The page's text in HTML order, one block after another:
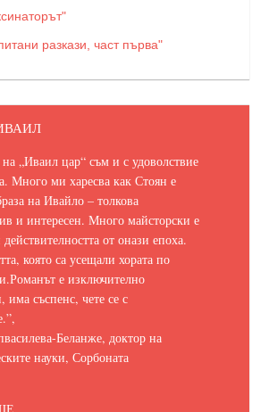
разкази, част първа"
на „Иваил цар“ съм и с удоволствие
Много ми харесва как Стоян е
на Ивайло – толкова
и интересен. Много майсторски е
от онази епоха.
която са усещали хората по
Романът е изключително
има съспенс, чете се с
”,
Беланже, доктор на
науки, Сорбоната